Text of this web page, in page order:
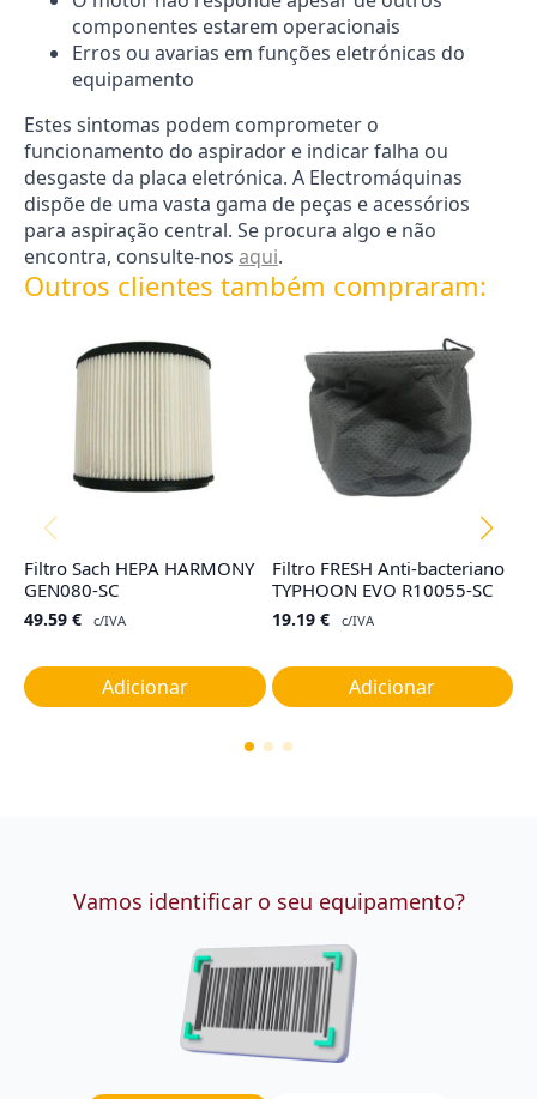
componentes estarem operacionais
Erros ou avarias em funções eletrónicas do
equipamento
Estes sintomas podem comprometer o
funcionamento do aspirador e indicar falha ou
desgaste da placa eletrónica. A Electromáquinas
dispõe de uma vasta gama de peças e acessórios
para aspiração central. Se procura algo e não
encontra, consulte-nos aqui.
Outros clientes também compraram:
Filtro Sach HEPA HARMONY
GEN080-SC
49.59 € c/IVA
Adicionar
Filtro FRESH Anti-bacteriano
TYPHOON EVO R10055-SC
19.19 € c/IVA
Adicionar
Vamos identificar o seu equipamento?